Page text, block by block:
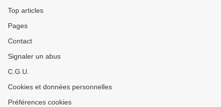
Top articles
Pages
Contact
Signaler un abus
C.G.U.
Cookies et données personnelles
Préférences cookies